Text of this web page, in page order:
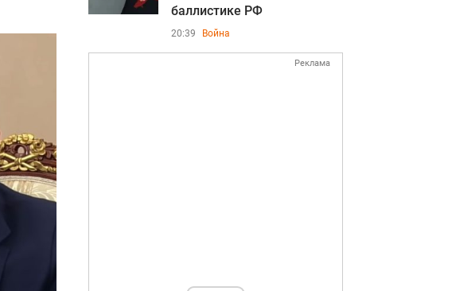
баллистике РФ
20:39 Война
Реклама